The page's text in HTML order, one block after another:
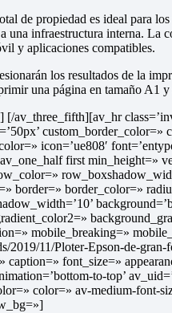
de propiedad es ideal para
una infraestructura interna. La
y aplicaciones compatibles.
los resultados de la
una página en tamaño A1
av_three_fifth][av_hr
custom_border_color=»
icon=’ue808′
first min_height=»
border=» border_color=»
mobile_breaking=»
2019/11/Ploter-Epson-de-gran-
caption=» font_size=»
to-top’
color=» av-medium-font-